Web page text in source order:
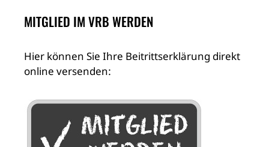
MITGLIED IM VRB WERDEN
Hier können Sie Ihre Beitrittserklärung direkt
online versenden: